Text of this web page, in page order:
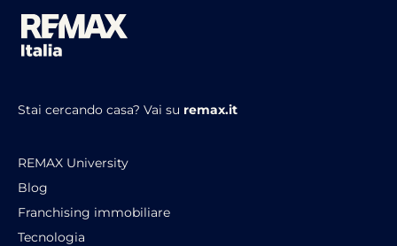
Stai cercando casa? Vai su remax.it
REMAX University
Blog
Franchising immobiliare
Tecnologia